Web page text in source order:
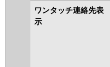
ワンタッチ連絡先表
示